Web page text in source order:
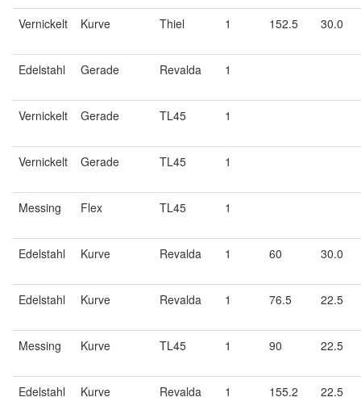
Vernickelt Kurve Thiel 1 152.5 30.0
Edelstahl Gerade Revalda 1
Vernickelt Gerade TL45 1
Vernickelt Gerade TL45 1
Messing Flex TL45 1
Edelstahl Kurve Revalda 1 60 30.0
Edelstahl Kurve Revalda 1 76.5 22.5
Messing Kurve TL45 1 90 22.5
Edelstahl Kurve Revalda 1 155.2 22.5